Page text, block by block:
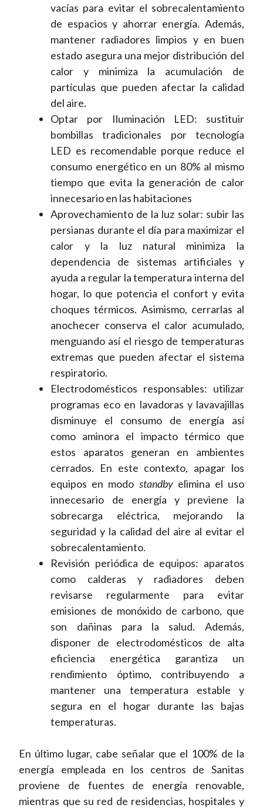
vacías para evitar el sobrecalentamiento
de espacios y ahorrar energía. Además,
mantener radiadores limpios y en buen
estado asegura una mejor distribución del
calor y minimiza la acumulación de
partículas que pueden afectar la calidad
del aire.
Optar por Iluminación LED: sustituir
bombillas tradicionales por tecnología
LED es recomendable porque reduce el
consumo energético en un 80% al mismo
tiempo que evita la generación de calor
innecesario en las habitaciones
Aprovechamiento de la luz solar: subir las
persianas durante el día para maximizar el
calor y la luz natural minimiza la
dependencia de sistemas artificiales y
ayuda a regular la temperatura interna del
hogar, lo que potencia el confort y evita
choques térmicos. Asimismo, cerrarlas al
anochecer conserva el calor acumulado,
menguando así el riesgo de temperaturas
extremas que pueden afectar el sistema
respiratorio.
Electrodomésticos responsables: utilizar
programas eco en lavadoras y lavavajillas
disminuye el consumo de energía así
como aminora el impacto térmico que
estos aparatos generan en ambientes
cerrados. En este contexto, apagar los
equipos en modo standbyelimina el uso
innecesario de energía y previene la
sobrecarga eléctrica, mejorando la
seguridad y la calidad del aire al evitar el
sobrecalentamiento.
Revisión periódica de equipos: aparatos
como calderas y radiadores deben
revisarse regularmente para evitar
emisiones de monóxido de carbono, que
son dañinas para la salud. Además,
disponer de electrodomésticos de alta
eficiencia energética garantiza un
rendimiento óptimo, contribuyendo a
mantener una temperatura estable y
segura en el hogar durante las bajas
temperaturas.
En último lugar, cabe señalar que el 100% de la
energía empleada en los centros de Sanitas
proviene de fuentes de energía renovable,
mientras que su red de residencias, hospitales y